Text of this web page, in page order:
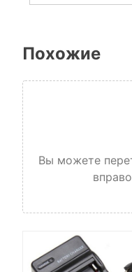
Похожие
Вы можете